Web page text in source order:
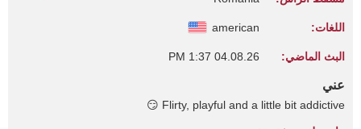
اللغات: american
البث الماضي: 04.08.26 1:37 PM
عني
Flirty, playful and a little bit addictive 😏